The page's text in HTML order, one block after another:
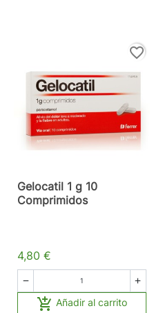
favorite_border
Gelocatil 1 g 10
Comprimidos
4,80 €
 
 Añadir al carrito